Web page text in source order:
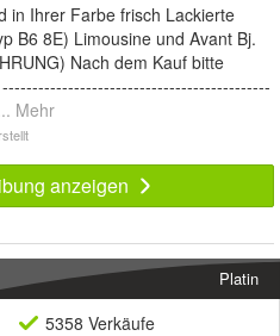
in Ihrer Farbe frisch Lackierte
B6 8E) Limousine und Avant Bj.
Nach dem Kauf bitte
Mehr
anzeigen
Platin
5358 Verkäufe